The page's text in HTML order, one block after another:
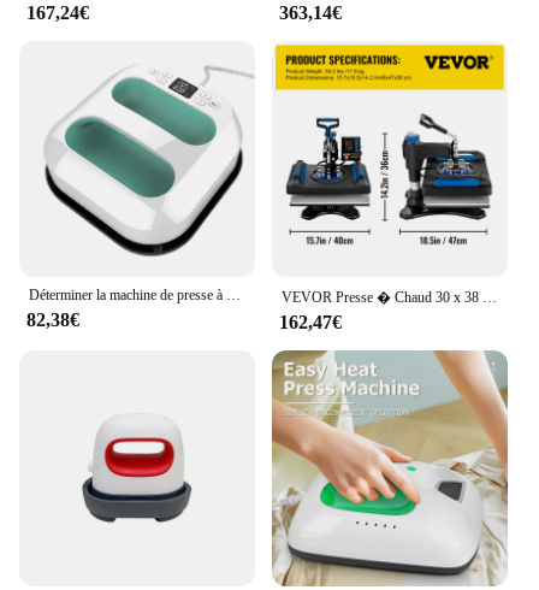
167,24€ 363,14€
82,38€ 162,47€